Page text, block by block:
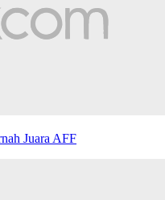
Juara AFF